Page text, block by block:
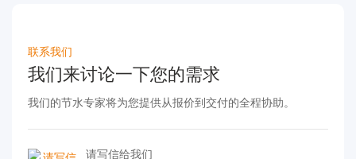
联系我们
我们来讨论一下您的需求
我们的节水专家将为您提供从报价到交付的全程协助。
请写信给我们